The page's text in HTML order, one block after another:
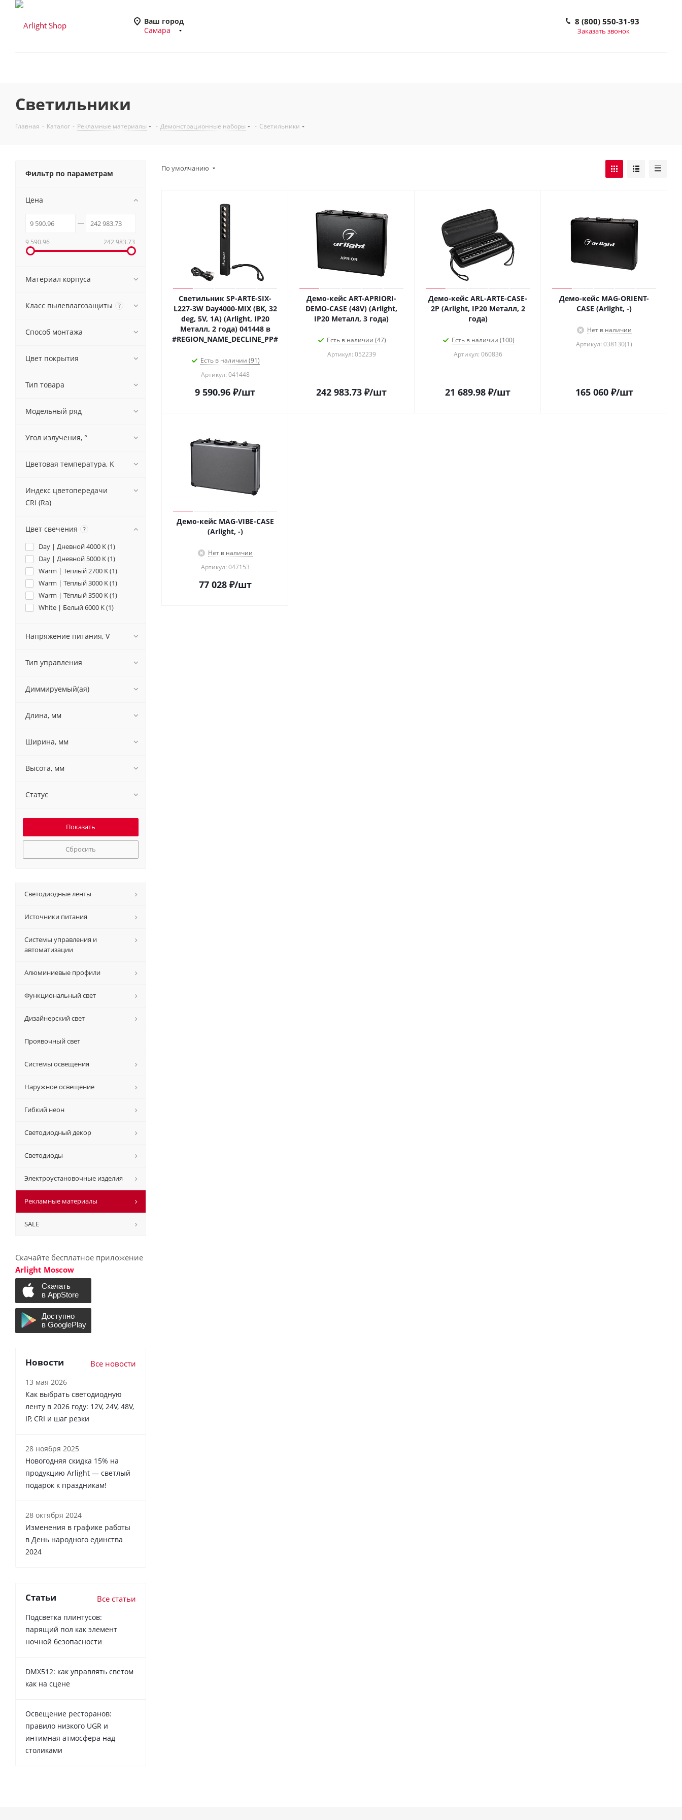
Ваш город
Самара
8 (800) 550-31-93
Заказать звонок
Светильники
Главная - Каталог - Рекламные материалы - Демонстрационные наборы - Светильники
По умолчанию
Светильник SP-ARTE-SIX-
L227-3W Day4000-MIX (BK, 32
deg, 5V, 1A) (Arlight, IP20
Металл, 2 года) 041448 в
#REGION_NAME_DECLINE_PP#
Есть в наличии (91)
Артикул: 041448
9 590.96 ₽/шт
Демо-кейс ART-APRIORI-
DEMO-CASE (48V) (Arlight,
IP20 Металл, 3 года)
Есть в наличии (47)
Артикул: 052239
242 983.73 ₽/шт
Демо-кейс ARL-ARTE-CASE-
2P (Arlight, IP20 Металл, 2
года)
Есть в наличии (100)
Артикул: 060836
21 689.98 ₽/шт
Демо-кейс MAG-ORIENT-
CASE (Arlight, -)
Нет в наличии
Артикул: 038130(1)
165 060₽/шт
Демо-кейс MAG-VIBE-CASE
(Arlight, -)
Нет в наличии
Артикул: 047153
77 028₽/шт
Фильтр по параметрам
Цена
9 590.96 242 983.73
Материал корпуса
Класс пылевлагозащиты ?
Способ монтажа
Цвет покрытия
Тип товара
Модельный ряд
Угол излучения, °
Цветовая температура, K
Индекс цветопередачи
CRI (Ra)
Цвет свечения ?
Day | Дневной 4000 K (1)
Day | Дневной 5000 K (1)
Warm | Тёплый 2700 K (1)
Warm | Тёплый 3000 K (1)
Warm | Тёплый 3500 K (1)
White | Белый 6000 K (1)
Напряжение питания, V
Тип управления
Диммируемый(ая)
Длина, мм
Ширина, мм
Высота, мм
Статус
Сбросить
Светодиодные ленты
Источники питания
Системы управления и
автоматизации
Алюминиевые профили
Функциональный свет
Дизайнерский свет
Проявочный свет
Системы освещения
Наружное освещение
Гибкий неон
Светодиодный декор
Светодиоды
Электроустановочные изделия
Рекламные материалы
SALE
Скачайте бесплатное приложение
Arlight Moscow
Новости Все новости
13 мая 2026
Как выбрать светодиодную
ленту в 2026 году: 12V, 24V, 48V,
IP, CRI и шаг резки
28 ноября 2025
Новогодняя скидка 15% на
продукцию Arlight — светлый
подарок к праздникам!
28 октября 2024
Изменения в графике работы
в День народного единства
2024
Статьи Все статьи
Подсветка плинтусов:
парящий пол как элемент
ночной безопасности
DMX512: как управлять светом
как на сцене
Освещение ресторанов:
правило низкого UGR и
интимная атмосфера над
столиками